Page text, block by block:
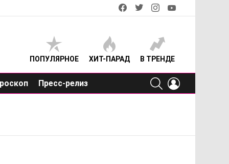
facebooktwitterinstagram
ПОПУЛЯРНОЕ ХИТ-ПАРАД В ТРЕНДЕ
Пресс-релиз
SEARCH